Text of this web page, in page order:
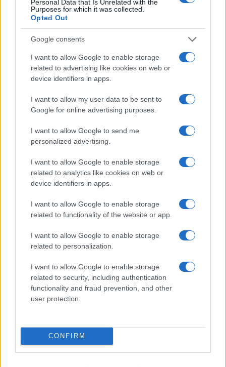
Personal Data that Is Unrelated with the
Purposes for which it was collected.
Opted Out
Google consents
I want to allow Google to enable storage
related to advertising like cookies on web or
device identifiers in apps.
I want to allow my user data to be sent to
Google for online advertising purposes.
I want to allow Google to send me
personalized advertising.
I want to allow Google to enable storage
related to analytics like cookies on web or
device identifiers in apps.
I want to allow Google to enable storage
related to functionality of the website or app.
I want to allow Google to enable storage
related to personalization.
I want to allow Google to enable storage
related to security, including authentication
functionality and fraud prevention, and other
user protection.
CONFIRM
bussano alle porte
NECROLOGIE
Mario Malu
Paolo Pinna
I nostri cari
I nostri cari